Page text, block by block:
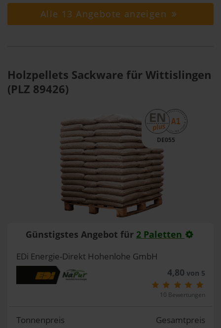
Alle 13 Angebote anzeigen
Holzpellets Sackware für Wittislingen
(PLZ 89426)
DE055
Günstigstes Angebot für 2 Paletten
EDi Energie-Direkt Hohenlohe GmbH
4,80 von 5
10 Bewertungen
Tonnenpreis Gesamtpreis